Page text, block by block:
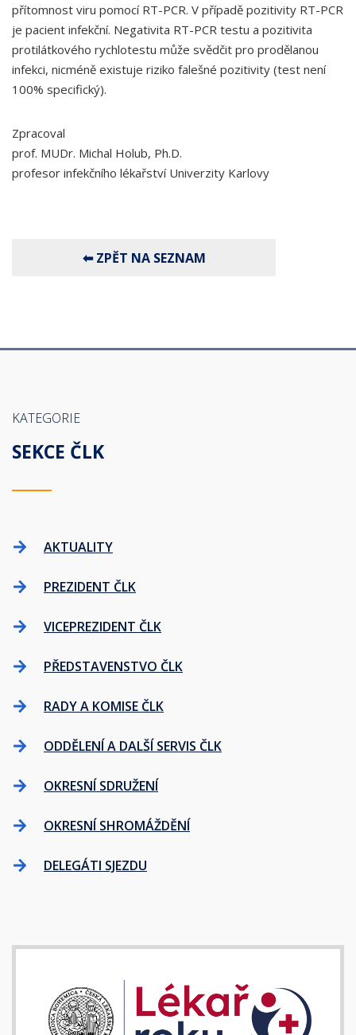
přítomnost viru pomocí RT-PCR. V případě pozitivity RT-PCR
je pacient infekční. Negativita RT-PCR testu a pozitivita
protilátkového rychlotestu může svědčit pro prodělanou
infekci, nicméně existuje riziko falešné pozitivity (test není
100% specifický).
Zpracoval
prof. MUDr. Michal Holub, Ph.D.
profesor infekčního lékařství Univerzity Karlovy
KATEGORIE
SEKCE ČLK
AKTUALITY
PREZIDENT ČLK
VICEPREZIDENT ČLK
PŘEDSTAVENSTVO ČLK
RADY A KOMISE ČLK
ODDĚLENÍ A DALŠÍ SERVIS ČLK
OKRESNÍ SDRUŽENÍ
OKRESNÍ SHROMÁŽDĚNÍ
DELEGÁTI SJEZDU